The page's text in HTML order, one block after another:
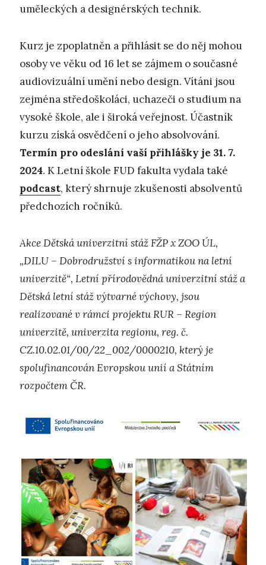
uměleckých a designérských technik.
Kurz je zpoplatněn a přihlásit se do něj mohou
osoby ve věku od 16 let se zájmem o současné
audiovizuální umění nebo design. Vítáni jsou
zejména středoškoláci, uchazeči o studium na
vysoké škole, ale i široká veřejnost. Účastník
kurzu získá osvědčení o jeho absolvování.
Termín pro odeslání vaší přihlášky je 31. 7.
2024. K Letní škole FUD fakulta vydala také
podcast, který shrnuje zkušenosti absolventů
předchozích ročníků.
Akce Dětská univerzitní stáž FŽP x ZOO ÚL,
„DILU – Dobrodružství s informatikou na letní
univerzitě“, Letní přírodovědná univerzitní stáž a
Dětská letní stáž výtvarné výchovy, jsou
realizované v rámci projektu RUR – Region
univerzitě, univerzita regionu, reg. č.
CZ.10.02.01/00/22_002/0000210, který je
spolufinancován Evropskou unií a Státním
rozpočtem ČR.